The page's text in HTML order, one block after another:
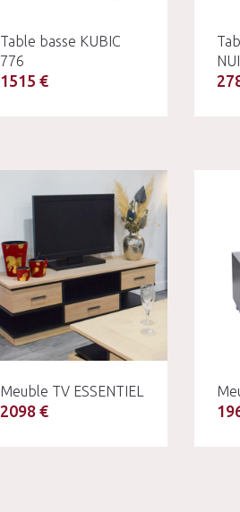
Table basse KUBIC
776
1515 €
Meuble TV ESSENTIEL
2098 €